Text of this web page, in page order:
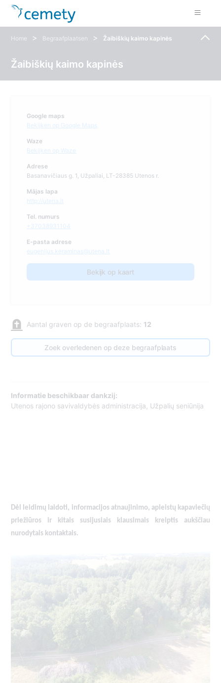
Home > Begraafplaatsen > Žaibiškių kaimo kapinės
Žaibiškių kaimo kapinės
Google maps
Bekijken op Google Maps
Waze
Bekijken op Waze
Adrese
Basanavičiaus g. 1, Užpaliai, LT-28385 Utenos r.
Mājas lapa
http://utena.lt
Tel. numurs
+37038931104
E-pasta adrese
eugenijus.keraminas@utena.lt
Bekijk op kaart
Aantal graven op de begraafplaats: 12
Zoek overledenen op deze begraafplaats
Informatie beschikbaar dankzij:
Utenos rajono savivaldybės administracija, Užpalių seniūnija
Dėl leidimų laidoti, ​informacijos atnaujinimo, apleistų kapaviečių
priežiūros ir kitais susijusiais klausimais kreiptis ​aukščiau
nurodytais kontaktais.